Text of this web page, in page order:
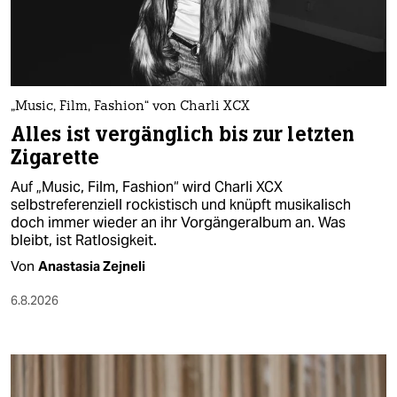
wahrheit
verlag
verlag
veranstaltungen
shop
fragen & hilfe
unterstützen
„Music, Film, Fashion“ von Charli XCX
Alles ist vergänglich bis zur letzten
Zigarette
Auf „Music, Film, Fashion“ wird Charli XCX
selbstreferenziell rockistisch und knüpft musikalisch
doch immer wieder an ihr Vorgängeralbum an. Was
bleibt, ist Ratlosigkeit.
Von Anastasia Zejneli
6.8.2026